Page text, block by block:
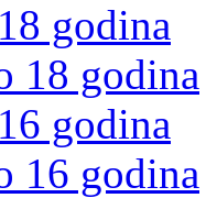
godina
18 godina
godina
16 godina